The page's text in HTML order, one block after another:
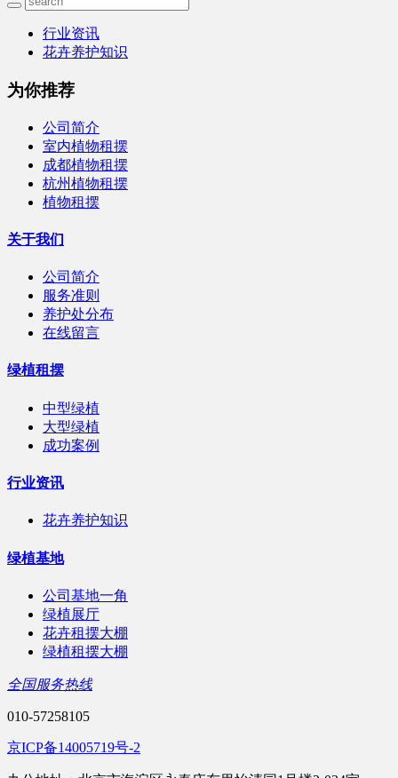
行业资讯
花卉养护知识
为你推荐
公司简介
室内植物租摆
成都植物租摆
杭州植物租摆
植物租摆
关于我们
公司简介
服务准则
养护处分布
在线留言
绿植租摆
中型绿植
大型绿植
成功案例
行业资讯
花卉养护知识
绿植基地
公司基地一角
绿植展厅
花卉租摆大棚
绿植租摆大棚
全国服务热线
010-57258105
京ICP备14005719号-2